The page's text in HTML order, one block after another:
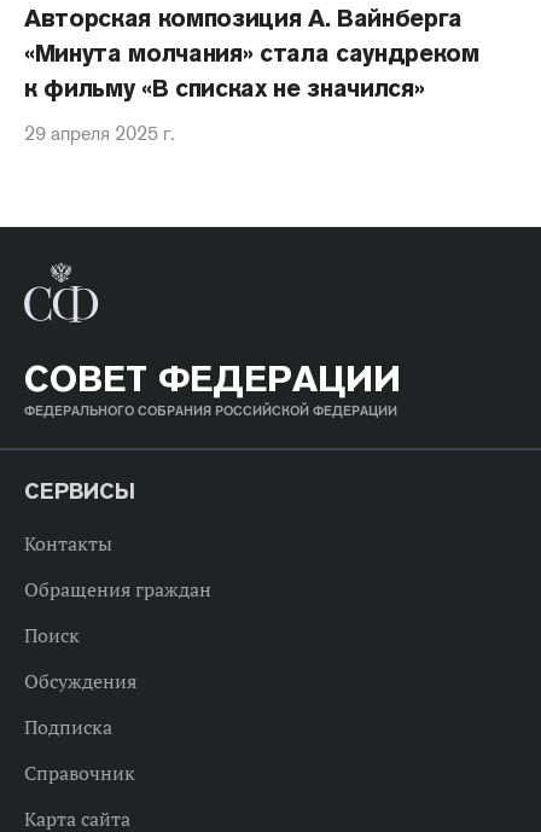
Авторская композиция А. Вайнберга
«Минута молчания» стала саундреком
к фильму «В списках не значился»
29 апреля 2025 г.
СОВЕТ ФЕДЕРАЦИИ
ФЕДЕРАЛЬНОГО СОБРАНИЯ РОССИЙСКОЙ ФЕДЕРАЦИИ
СЕРВИСЫ
Контакты
Обращения граждан
Поиск
Обсуждения
Подписка
Справочник
Карта сайта